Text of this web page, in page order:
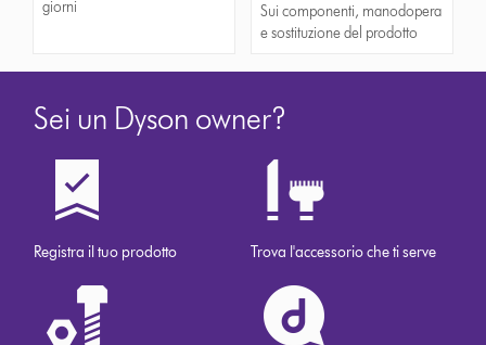
giorni
Sui componenti, manodopera
e sostituzione del prodotto
Sei un Dyson owner?
Registra il tuo prodotto Trova l'accessorio che ti serve